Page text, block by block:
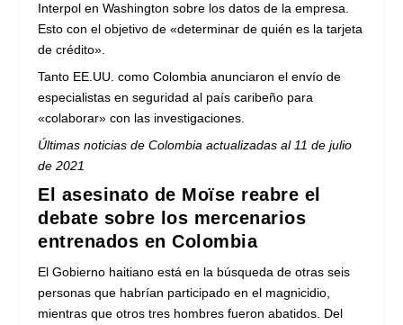
Interpol en Washington sobre los datos de la empresa.
Esto con el objetivo de «determinar de quién es la tarjeta
de crédito».
Tanto EE.UU. como Colombia anunciaron el envío de
especialistas en seguridad al país caribeño para
«colaborar» con las investigaciones.
Últimas noticias de Colombia actualizadas al 11 de julio
de 2021
El asesinato de Moïse reabre el
debate sobre los mercenarios
entrenados en Colombia
El Gobierno haitiano está en la búsqueda de otras seis
personas que habrían participado en el magnicidio,
mientras que otros tres hombres fueron abatidos. Del